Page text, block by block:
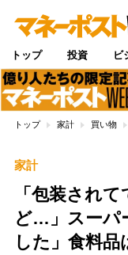
トップ 投資 ビ
トップ 家計 買い物
家計
「包装され
ど…」スーパ
した」食料品